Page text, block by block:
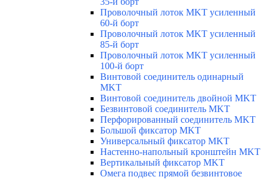
Проволочный лоток MKT усиленный
60-й борт
Проволочный лоток MKT усиленный
85-й борт
Проволочный лоток MKT усиленный
100-й борт
Винтовой соединитель одинарный
MKT
Винтовой соединитель двойной MKT
Безвинтовой соединитель MKT
Перфорированный соединитель MKT
Большой фиксатор MKT
Универсальный фиксатор MKT
Настенно-напольный кронштейн MKT
Вертикальный фиксатор MKT
Омега подвес прямой безвинтовое